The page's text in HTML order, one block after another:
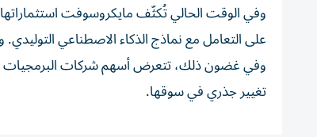
وفي الوقت الحالي تُكثّف مايكروسوفت استثماراتها
على التعامل مع نماذج الذكاء الاصطناعي
وفي غضون ذلك، تتعرض أسهم شركات البرمجيات
تغيير جذري في سوقها.